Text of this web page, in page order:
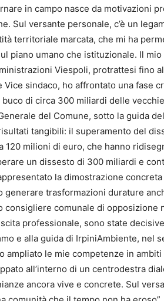
in campo nasce da motivazioni
Sul versante personale, c’è un
territoriale marcata, che mi ha
piano umano che istituzionale. Il
Viespoli, protrattesi fino
Vice sindaco, ho affrontato una fase
di circa 300 miliardi delle
del Comune, sotto la guida
tangibili: il superamento del
120 milioni di euro, che hanno
un dissesto di 300 miliardi e
la dimostrazione
generare trasformazioni durature
consigliere comunale di opposizione
professionale, sono state
e alla guida di IrpiniAmbiente,
ampliato le mie competenze in
all’interno di un centrodestra
ancora vive e concrete. Sul